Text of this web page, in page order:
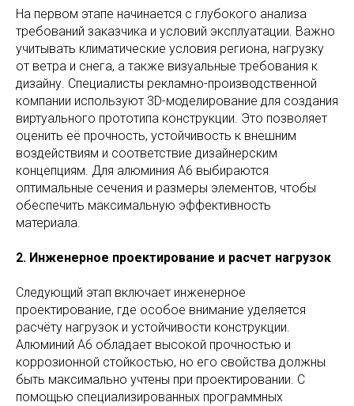
На первом этапе начинается с глубокого анализа
требований заказчика и условий эксплуатации. Важно
учитывать климатические условия региона, нагрузку
от ветра и снега, а также визуальные требования к
дизайну. Специалисты рекламно-производственной
компании используют 3D-моделирование для создания
виртуального прототипа конструкции. Это позволяет
оценить её прочность, устойчивость к внешним
воздействиям и соответствие дизайнерским
концепциям. Для алюминия А6 выбираются
оптимальные сечения и размеры элементов, чтобы
обеспечить максимальную эффективность
материала.
2. Инженерное проектирование и расчет нагрузок
Следующий этап включает инженерное
проектирование, где особое внимание уделяется
расчёту нагрузок и устойчивости конструкции.
Алюминий А6 обладает высокой прочностью и
коррозионной стойкостью, но его свойства должны
быть максимально учтены при проектировании. С
помощью специализированных программных